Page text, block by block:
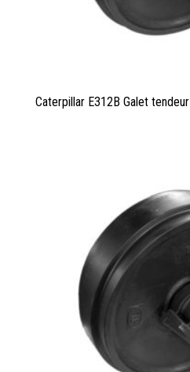
Caterpillar E312B Galet tendeur